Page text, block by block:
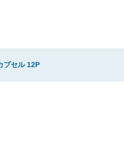
プセル 12P